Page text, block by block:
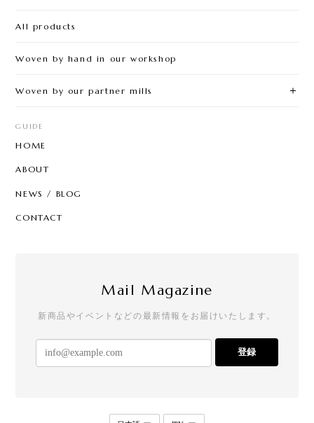
All products
Woven by hand in our workshop
Woven by our partner mills
GUIDE
HOME
ABOUT
NEWS / BLOG
CONTACT
Mail Magazine
新商品やイベントなどの最新情報をお届けいたします。
登録